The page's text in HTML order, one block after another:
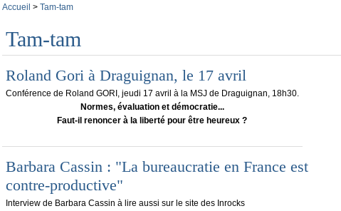
Accueil > Tam-tam
Tam-tam
Roland Gori à Draguignan, le 17 avril
Conférence de Roland GORI, jeudi 17 avril à la MSJ de Draguignan, 18h30.
Normes, évaluation et démocratie...
Faut-il renoncer à la liberté pour être heureux ?
Barbara Cassin : "La bureaucratie en France est
contre-productive"
Interview de Barbara Cassin à lire aussi sur le site des Inrocks